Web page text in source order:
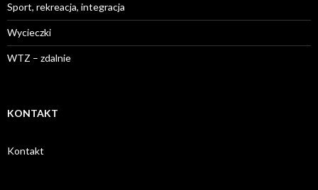
Sport, rekreacja, integracja
Wycieczki
WTZ – zdalnie
KONTAKT
Kontakt